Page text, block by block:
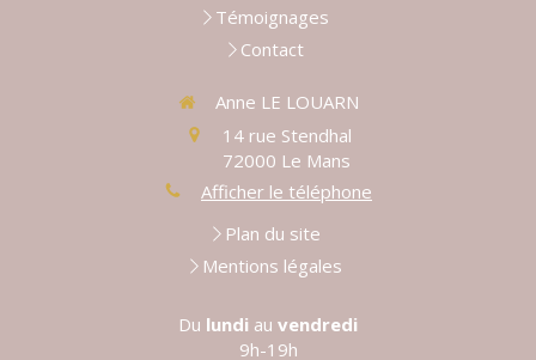
Témoignages
Contact
Anne LE LOUARN
14 rue Stendhal
72000 Le Mans
Afficher le téléphone
Plan du site
Mentions légales
Du lundi au vendredi
9h-19h